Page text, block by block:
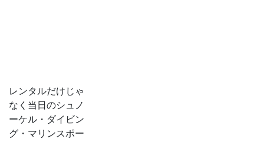
レンタルだけじゃ
なく当日のシュノ
ーケル・ダイビン
グ・マリンスポー